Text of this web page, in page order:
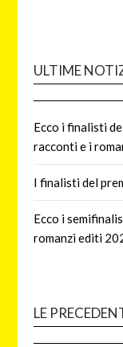
ULTIME
Ecco i finalisti
racconti e i
I finalisti del
Ecco i
romanzi editi
LE